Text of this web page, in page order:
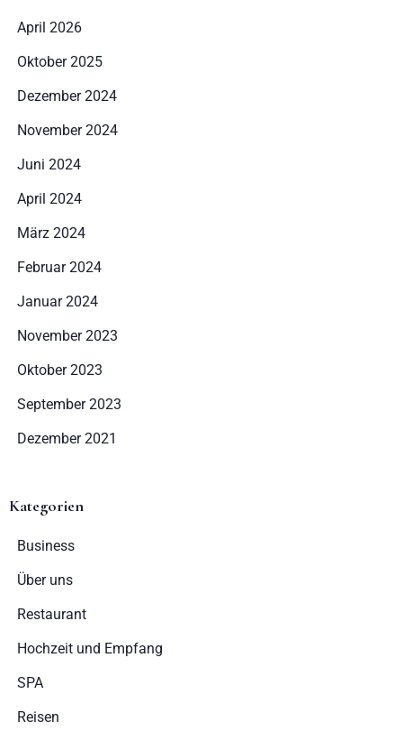
April 2026
Oktober 2025
Dezember 2024
November 2024
Juni 2024
April 2024
März 2024
Februar 2024
Januar 2024
November 2023
Oktober 2023
September 2023
Dezember 2021
Kategorien
Business
Über uns
Restaurant
Hochzeit und Empfang
SPA
Reisen
Anreise